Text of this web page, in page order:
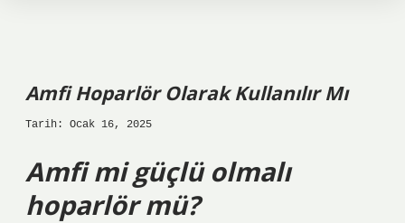
Amfi Hoparlör Olarak Kullanılır Mı
Tarih: Ocak 16, 2025
Amfi mi güçlü olmalı
hoparlör mü?